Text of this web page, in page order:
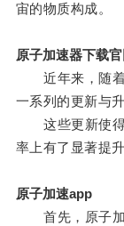
宙的物质构成。
原子加速器下载官
近年来，随着
一系列的更新与升
这些更新使得
率上有了显著提升
原子加速app
首先，原子加